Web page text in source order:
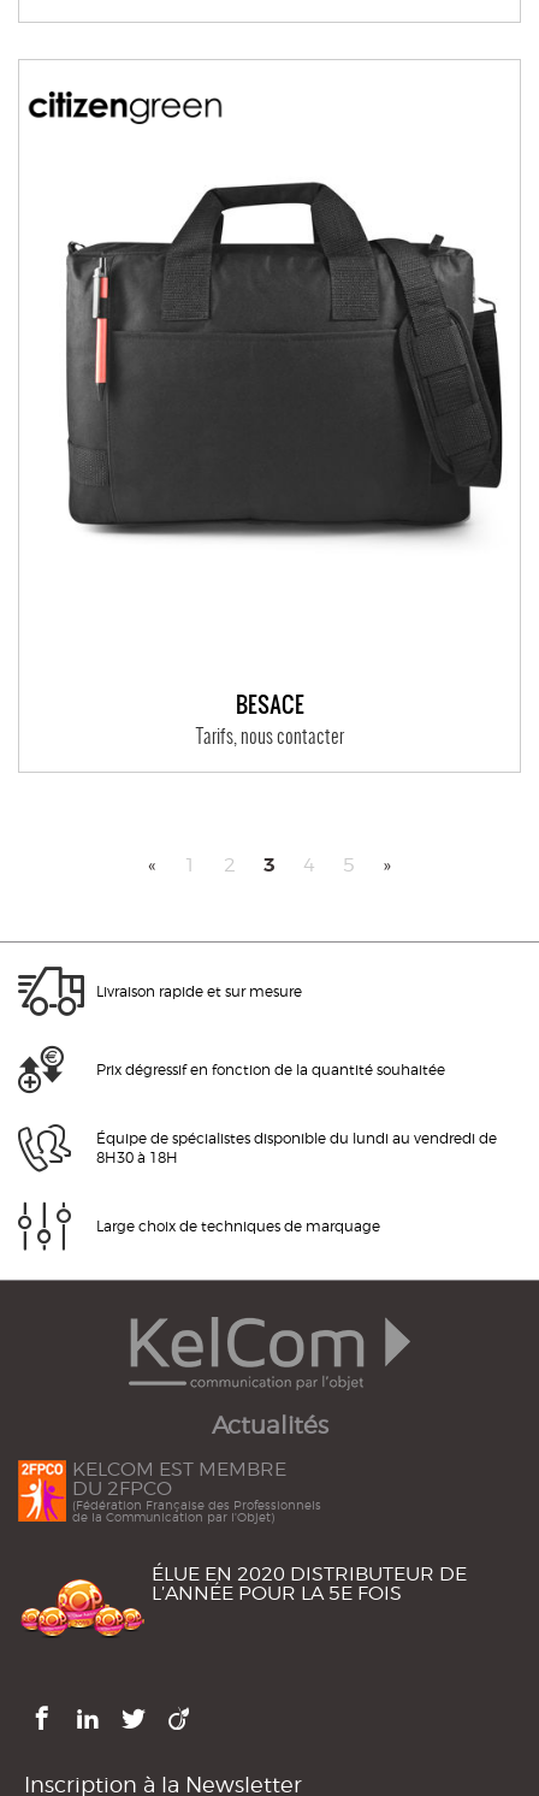
BESACE
Tarifs, nous contacter
« 1 2 3 4 5 »
Livraison rapide et sur mesure
Prix dégressif en fonction de la quantité souhaitée
Équipe de spécialistes disponible du lundi au vendredi de
8H30 à 18H
Large choix de techniques de marquage
Actualités
KELCOM EST MEMBRE
DU 2FPCO
(Fédération Française des Professionnels
de la Communication par l'Objet)
ÉLUE EN 2020 DISTRIBUTEUR DE
L’ANNÉE POUR LA 5E FOIS
Inscription à la Newsletter